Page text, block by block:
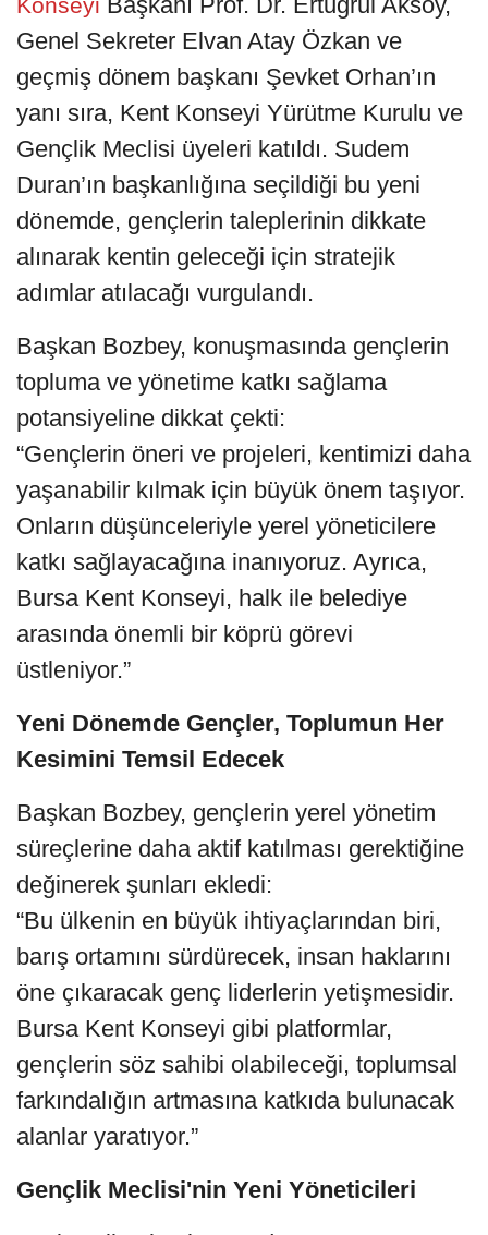
Konseyi
Genel Sekreter Elvan Atay Özkan ve
geçmiş dönem başkanı Şevket Orhan’ın
yanı sıra, Kent Konseyi Yürütme Kurulu ve
Gençlik Meclisi üyeleri katıldı. Sudem
Duran’ın başkanlığına seçildiği bu yeni
dönemde, gençlerin taleplerinin dikkate
alınarak kentin geleceği için stratejik
adımlar atılacağı vurgulandı.
Başkan Bozbey, konuşmasında gençlerin
topluma ve yönetime katkı sağlama
potansiyeline dikkat çekti:
“Gençlerin öneri ve projeleri, kentimizi daha
yaşanabilir kılmak için büyük önem taşıyor.
Onların düşünceleriyle yerel yöneticilere
katkı sağlayacağına inanıyoruz. Ayrıca,
Bursa Kent Konseyi, halk ile belediye
arasında önemli bir köprü görevi
üstleniyor.”
Yeni Dönemde Gençler, Toplumun Her
Kesimini Temsil Edecek
Başkan Bozbey, gençlerin yerel yönetim
süreçlerine daha aktif katılması gerektiğine
değinerek şunları ekledi:
“Bu ülkenin en büyük ihtiyaçlarından biri,
barış ortamını sürdürecek, insan haklarını
öne çıkaracak genç liderlerin yetişmesidir.
Bursa Kent Konseyi gibi platformlar,
gençlerin söz sahibi olabileceği, toplumsal
farkındalığın artmasına katkıda bulunacak
alanlar yaratıyor.”
Gençlik Meclisi'nin Yeni Yöneticileri